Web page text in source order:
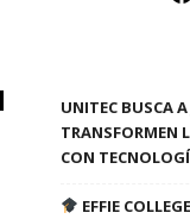
UNITEC BUSCA
TRANSFORMEN
CON
EFFIE